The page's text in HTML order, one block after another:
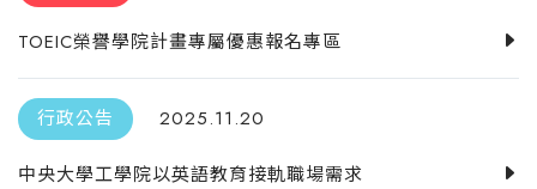
TOEIC榮譽學院計畫專屬優惠報名專區
行政公告 2025.11.20
中央大學工學院以英語教育接軌職場需求